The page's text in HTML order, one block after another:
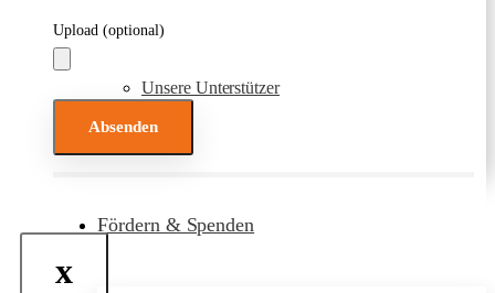
Unsere Unterstützer
Fördern & Spenden
Upload (optional)
Bitte lasse dieses Feld leer.
x